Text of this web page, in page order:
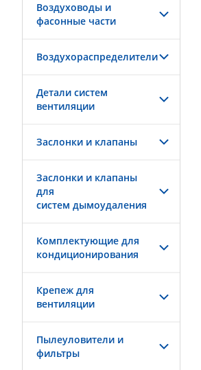
Воздуховоды и
фасонные части
Воздухораспределители
Детали систем
вентиляции
Заслонки и клапаны
Заслонки и клапаны
для
систем дымоудаления
Комплектующие для
кондиционирования
Крепеж для
вентиляции
Пылеуловители и
фильтры